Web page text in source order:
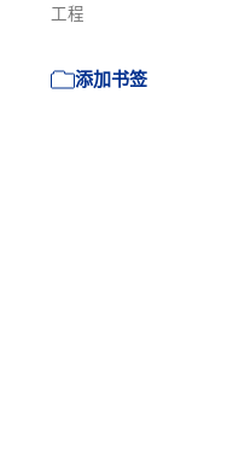
工程
添加书签